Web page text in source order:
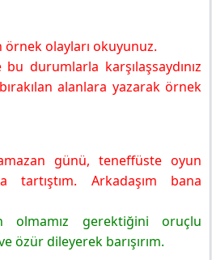
örnek olayları okuyunuz.
durumlarla karşılaşsaydınız
alanlara yazarak örnek
günü, teneffüste oyun
tartıştım. Arkadaşım bana
olmamız gerektiğini oruçlu
özür dileyerek barışırım.